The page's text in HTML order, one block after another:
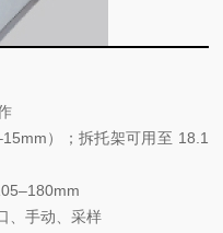
）；拆托架可用至 18.1
手动、采样